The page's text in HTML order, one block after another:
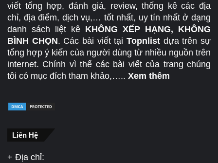
viết tổng hợp, đánh giá, review, thống kê các địa
chỉ, địa điểm, dịch vụ,… tốt nhất, uy tín nhất ở dạng
danh sách liệt kê KHÔNG XẾP HẠNG, KHÔNG
BÌNH CHỌN. Các bài viết tạiTopnlist dựa trên sự
tổng hợp ý kiến của người dùng từ nhiều nguồn trên
internet. Chính vì thế các bài viết của trang chúng
tôi có mục đích tham khảo,….. Xem thêm
Liên Hệ
+ Địa chỉ: